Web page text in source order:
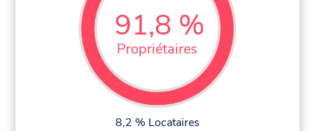
91,8 %
Propriétaires
8,2 % Locataires